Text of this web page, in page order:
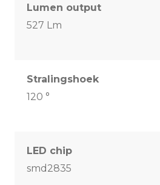
Lumen output
527 Lm
Stralingshoek
120 °
LED chip
smd2835